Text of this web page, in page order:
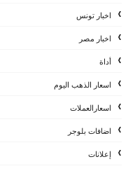
اخبار تونس
اخبار مصر
أداة
اسعار الذهب اليوم
اسعارالعملات
اضافات بلوجر
إعلانات